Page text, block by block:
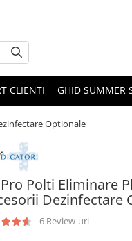
CLIENTI GHID SUMMER
Optionale
Polti Eliminare
Dezinfectare
6 Review-uri